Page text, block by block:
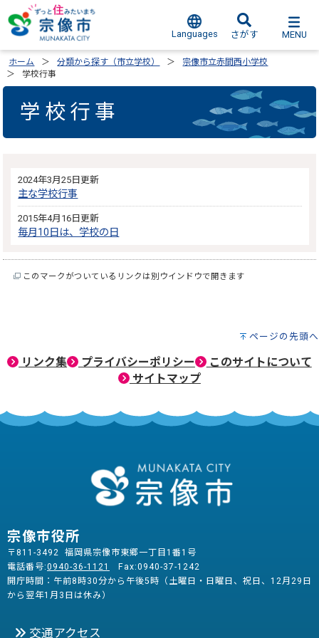
Languages さがす MENU
ホーム 分類から探す（市立学校）
宗像市立赤間西小学校
学校行事
学校行事
2024年3月25日更新
主な学校行事
2015年4月16日更新
毎月10日は、学校の日
このマークがついているリンクは別ウインドウで開きます
ページの先頭へ
リンク集 プライバシーポリシー
このサイトについて
サイトマップ
宗像市役所
〒811-3492 福岡県宗像市東郷一丁目1番1号
電話番号:0940-36-1121
Fax:0940-37-1242
開庁時間：午前8時30分から午後5時（土曜日・日曜日、祝日、12月29日
から翌年1月3日は休み）
交通アクセス